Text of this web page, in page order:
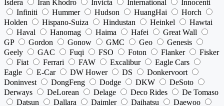
Isdera Iran Khodro Invicta International
Innocenti
Infiniti
Hummer Hudson HuangHai
Horch
Holden
Hispano-Suiza Hindustan Heinkel
Hawtai
Haval
Hanomag Haima Hafei
Great Wall
GP
Gordon Gonow GMC Geo
Genesis
Geely
GAC Fuqi FSO Foton Flanker
Fisker
Fiat
Ferrari FAW Excalibur
Eagle Cars
Eagle
E-Car DW Hower DS
Donkervoort
Doninvest
DongFeng Dodge DKW
DeSoto
Derways
DeLorean Delage Deco Rides
De Tomaso
Datsun
Dallara Daimler Daihatsu
Daewoo